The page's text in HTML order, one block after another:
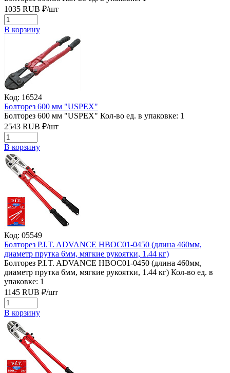
1035 RUB ₽/шт
В корзину
Код: 16524
Болторез 600 мм "USPEХ"
Болторез 600 мм "USPEХ" Кол-во ед. в упаковке: 1
2543 RUB ₽/шт
В корзину
Код: 05549
Болторез P.I.T. ADVANCE HBOC01-0450 (длина 460мм,
диаметр прутка 6мм, мягкие рукоятки, 1.44 кг)
Болторез P.I.T. ADVANCE HBOC01-0450 (длина 460мм,
диаметр прутка 6мм, мягкие рукоятки, 1.44 кг) Кол-во ед. в
упаковке: 1
1145 RUB ₽/шт
В корзину